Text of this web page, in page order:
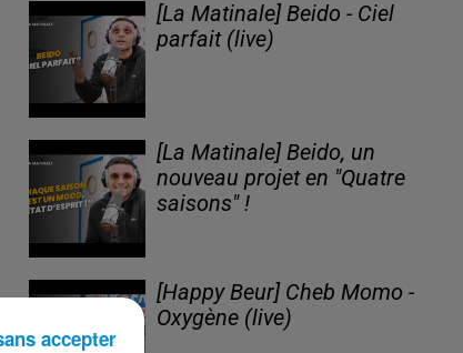
[La Matinale] Beido - Ciel
parfait (live)
[La Matinale] Beido, un
nouveau projet en "Quatre
saisons" !
[Happy Beur] Cheb Momo -
Oxygène (live)
accepter